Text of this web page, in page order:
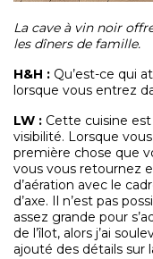
La cave à vin noir
les dîners de famille.
H&H : Qu’est-ce qui
lorsque vous entrez
LW : Cette cuisine
visibilité. Lorsque
première chose que
vous vous retournez
d’aération avec le
d’axe. Il n’est pas
assez grande pour
de l’îlot, alors j’ai
ajouté des détails sur